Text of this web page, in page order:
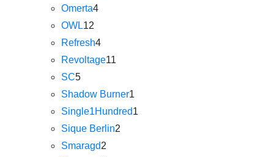
Omerta4
OWL12
Refresh4
Revoltage11
SC5
Shadow Burner1
Single1Hundred1
Sique Berlin2
Smaragd2